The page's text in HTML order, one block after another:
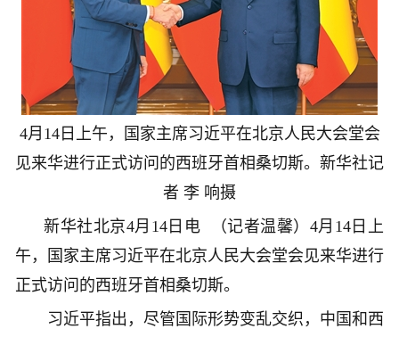
4月14日上午，国家主席习近平在北京人民大会堂会
见来华进行正式访问的西班牙首相桑切斯。 新华社记
者 李 响摄
新华社北京4月14日电 （记者温馨）4月14日上
午，国家主席习近平在北京人民大会堂会见来华进行
正式访问的西班牙首相桑切斯。
习近平指出，尽管国际形势变乱交织，中国和西